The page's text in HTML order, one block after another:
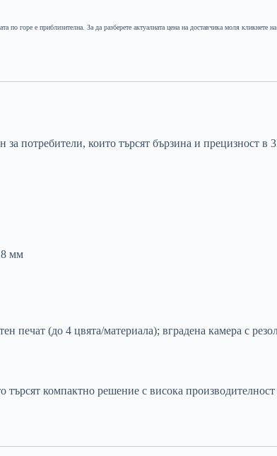
по горе е приблизителна. За да разберете актуалната цена на доставчика моля кликнете на
потребители, които търсят бързина и прецизност в
мм
печат (до 4 цвята/материала); вградена камера с
компактно решение с висока производителност